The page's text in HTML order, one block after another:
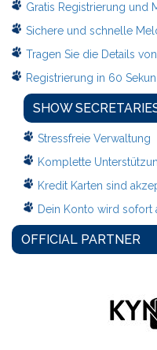
Gratis Registrierung und
Sichere und schnelle
Tragen Sie die Details
Registrierung in 60
SHOW
Stressfreie Verwaltung
Komplette
Kredit Karten sind
Dein Konto wird sofort
OFFICIAL PARTNER